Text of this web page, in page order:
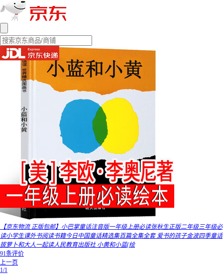
【京东物流 正版包邮】小巴掌童话注音版一年级上册必读张秋生正版二年级三年级必
读小学生课外书阅读书籍今日中国童话精选集百篇全集全套 爱书的孩子金波四季童话
拔萝卜和大人一起读人民教育出版社 小黄和小蓝(绘
91条评价
上一页
1/1